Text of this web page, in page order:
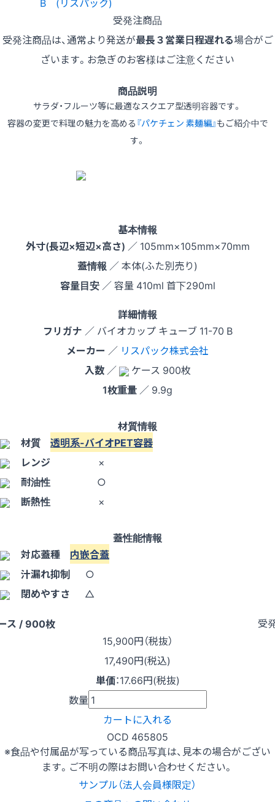
受発注商品
受発注商品は、通常より発送が最長３営業日程遅れる場合がご
ざいます。お急ぎのお客様はご注意ください
商品説明
サラダ・フルーツ等に最適なスクエア型透明容器です。
容器の変更で料理の魅力を高める 『パケチェン 素麺編』もご紹介中で
す。
基本情報
外寸(長辺×短辺×高さ) ／ 105mm×105mm×70mm
蓋情報 ／ 本体(ふた別売り)
容量目安／ 容量 410ml 首下290ml
詳細情報
フリガナ ／ バイオカップ キューブ 11-70 B
メーカー ／ リスパック株式会社
入数／
ケース 900枚
1枚重量 ／ 9.9g
材質情報
材質 透明系-バイオPET容器
レンジ
×
耐油性
○
断熱性
×
蓋性能情報
対応蓋種 内嵌合蓋
汁漏れ抑制
○
閉めやすさ
△
ス / 900枚
受
15,900円（税抜）
17,490円(税込)
単価：17.66円(税抜)
数量
カートに入れる
OCD 465805
※食品や付属品が写っている商品写真は、見本の場合がござい
ます。ご不明の際はお問い合わせください。
サンプル（法人会員様限定）